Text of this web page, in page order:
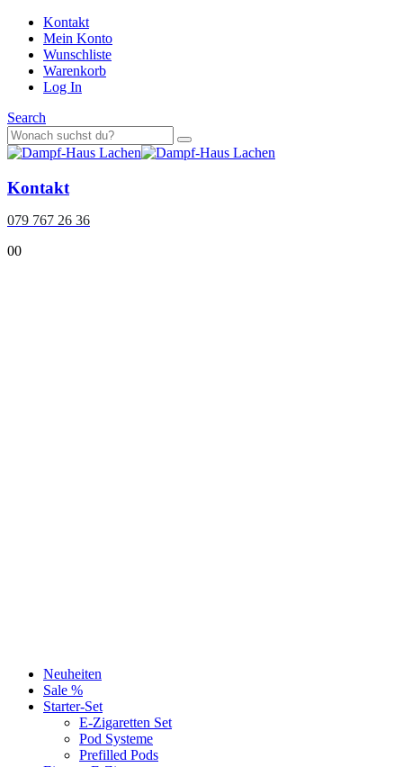
Kontakt
Mein Konto
Wunschliste
Warenkorb
Log In
Search
Kontakt
079 767 26 36
00
Neuheiten
Sale %
Starter-Set
E-Zigaretten Set
Pod Systeme
Prefilled Pods